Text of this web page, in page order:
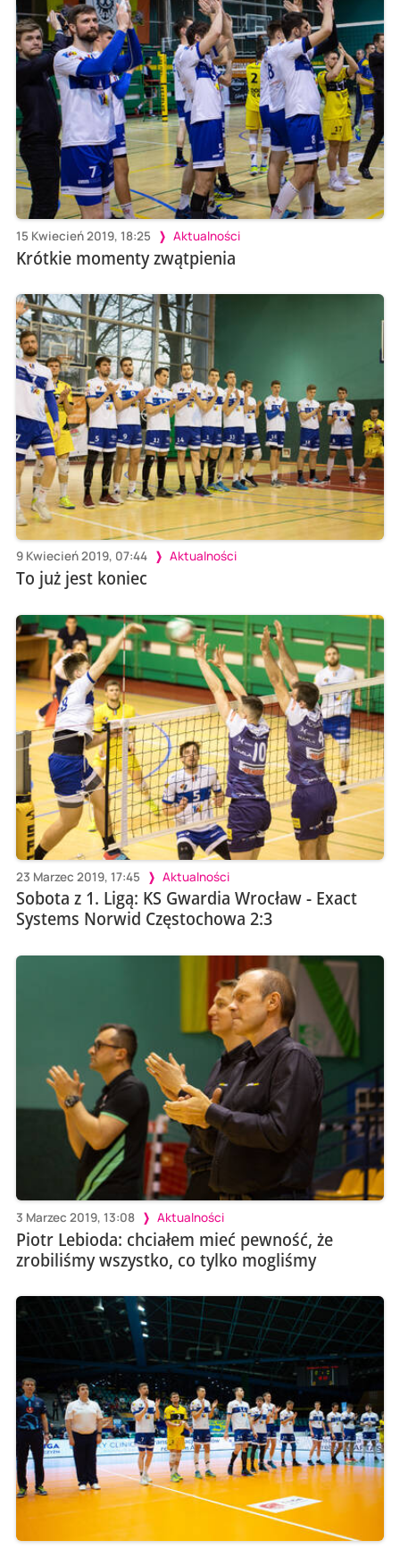
15 Kwiecień 2019, 18:25 Aktualności
Krótkie momenty zwątpienia
9 Kwiecień 2019, 07:44 Aktualności
To już jest koniec
23 Marzec 2019, 17:45 Aktualności
Sobota z 1. Ligą: KS Gwardia Wrocław - Exact
Systems Norwid Częstochowa 2:3
3 Marzec 2019, 13:08 Aktualności
Piotr Lebioda: chciałem mieć pewność, że
zrobiliśmy wszystko, co tylko mogliśmy